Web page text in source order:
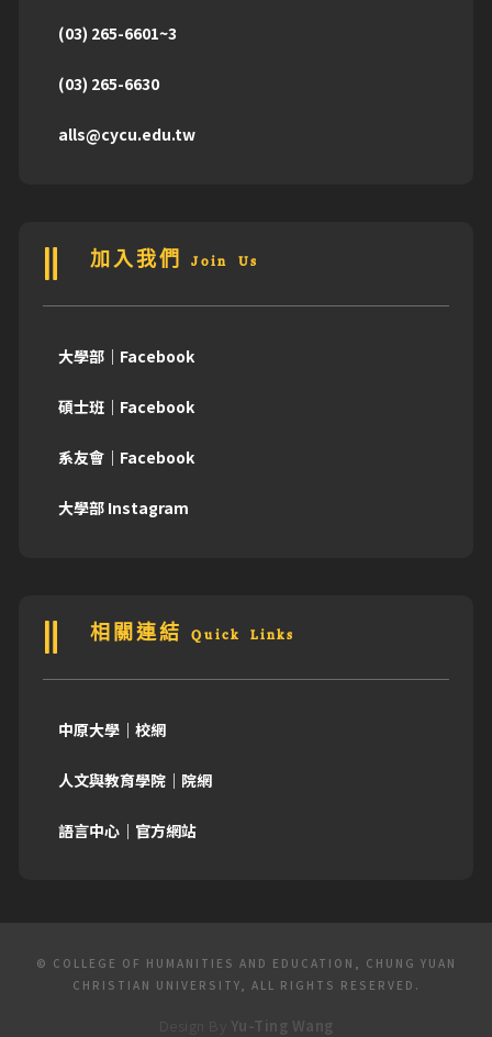
(03) 265-6601~3
(03) 265-6630
alls@cycu.edu.tw
加入我們 Join Us
大學部｜Facebook
碩士班｜Facebook
系友會｜Facebook
大學部 Instagram
相關連結 Quick Links
中原大學｜校網
人文與教育學院｜院網
語言中心｜官方網站
© COLLEGE OF HUMANITIES AND EDUCATION, CHUNG YUAN
CHRISTIAN UNIVERSITY, ALL RIGHTS RESERVED.
Design By Yu-Ting Wang